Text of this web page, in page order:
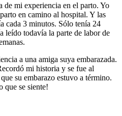
de mi experiencia en el parto. Yo
en camino al hospital. Y las
cada 3 minutos. Sólo tenía 24
leído todavía la parte de labor de
a una amiga suya embarazada.
mi historia y se fue al
su embarazo estuvo a término.
que se siente!